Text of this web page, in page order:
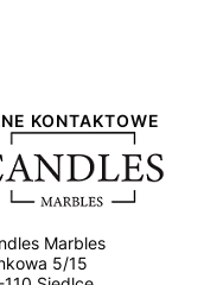
KONTAKTOWE
Marbles
5/15